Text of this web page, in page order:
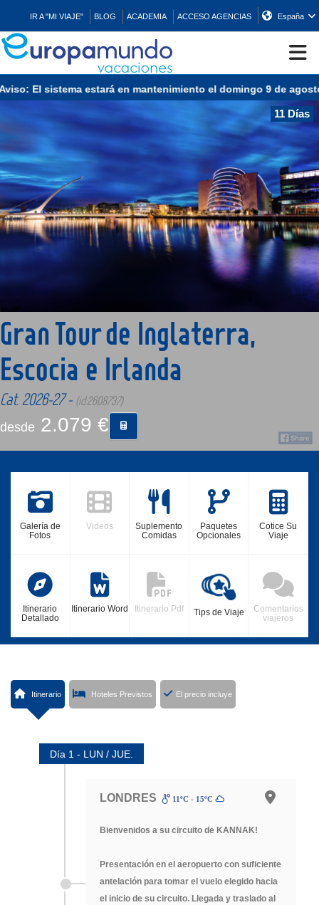
IR A "MI VIAJE" BLOG ACADEMIA ACCESO AGENCIAS España
CRUCEROS
ASIA
ORIENTE
COMPRAR
CONTACTO
sistema estará en mantenimiento el domingo 9 de agosto de
11 Días
Gran Tour de Inglaterra,
Escocia e Irlanda
Cat. 2026-27 - (id:2608737)
desde 2.079 €
Galería de
Fotos
Videos
Suplemento
Comidas
Paquetes
Opcionales
Cotice Su
Viaje
Itinerario
Detallado
Itinerario Word Itinerario Pdf Tips de Viaje
Comentarios
viajeros
Itinerario Hoteles Previstos El precio incluye
Día 1 - LUN / JUE.
LONDRES 11ºC - 15ºC
Bienvenidos a su circuito de KANNAK!
Presentación en el aeropuerto con suficiente
antelación para tomar el vuelo elegido hacia
el inicio de su circuito. Llegada y traslado al